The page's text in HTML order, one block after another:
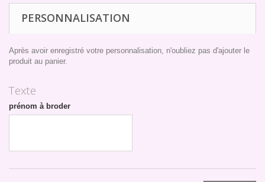
PERSONNALISATION
Après avoir enregistré votre personnalisation, n'oubliez pas d'ajouter le
produit au panier.
Texte
prénom à broder